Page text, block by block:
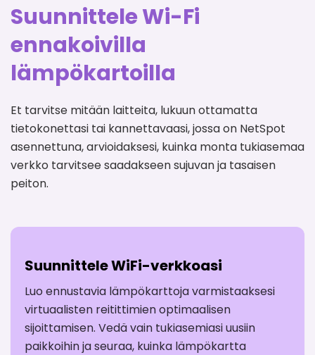
Suunnittele Wi-Fi
ennakoivilla
lämpökartoilla
Et tarvitse mitään laitteita, lukuun ottamatta
tietokonettasi tai kannettavaasi, jossa on NetSpot
asennettuna, arvioidaksesi, kuinka monta tukiasemaa
verkko tarvitsee saadakseen sujuvan ja tasaisen
peiton.
Suunnittele WiFi-verkkoasi
Luo ennustavia lämpökarttoja varmistaaksesi
virtuaalisten reitittimien optimaalisen
sijoittamisen. Vedä vain tukiasemiasi uusiin
paikkoihin ja seuraa, kuinka lämpökartta